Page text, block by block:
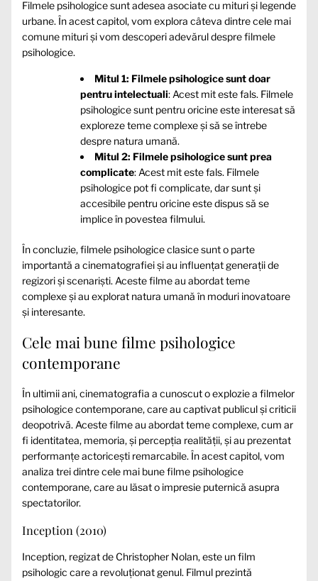
Filmele psihologice sunt adesea asociate cu mituri și legende
urbane. În acest capitol, vom explora câteva dintre cele mai
comune mituri și vom descoperi adevărul despre filmele
psihologice.
Mitul 1: Filmele psihologice sunt doar
pentru intelectuali: Acest mit este fals. Filmele
psihologice sunt pentru oricine este interesat să
exploreze teme complexe și să se întrebe
despre natura umană.
Mitul 2: Filmele psihologice sunt prea
complicate: Acest mit este fals. Filmele
psihologice pot fi complicate, dar sunt și
accesibile pentru oricine este dispus să se
implice în povestea filmului.
În concluzie, filmele psihologice clasice sunt o parte
importantă a cinematografiei și au influențat generații de
regizori și scenariști. Aceste filme au abordat teme
complexe și au explorat natura umană în moduri inovatoare
și interesante.
Cele mai bune filme psihologice
contemporane
În ultimii ani, cinematografia a cunoscut o explozie a filmelor
psihologice contemporane, care au captivat publicul și criticii
deopotrivă. Aceste filme au abordat teme complexe, cum ar
fi identitatea, memoria, și percepția realității, și au prezentat
performanțe actoricești remarcabile. În acest capitol, vom
analiza trei dintre cele mai bune filme psihologice
contemporane, care au lăsat o impresie puternică asupra
spectatorilor.
Inception (2010)
Inception, regizat de Christopher Nolan, este un film
psihologic care a revoluționat genul. Filmul prezintă